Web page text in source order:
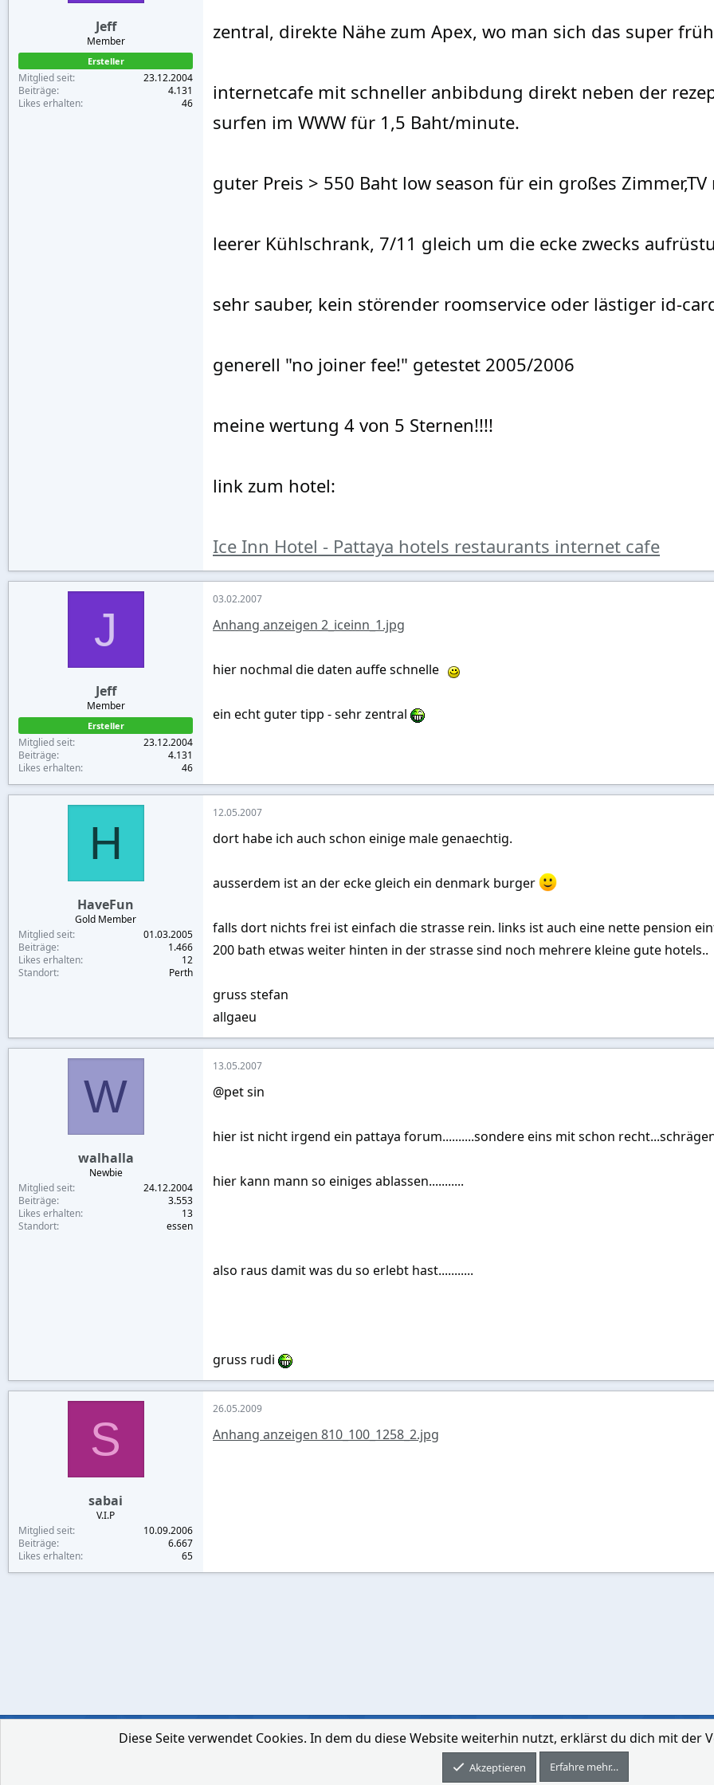
Jeff
Member
Ersteller
Mitglied seit
23.12.2004
Beiträge
4.131
Likes erhalten
46
zentral, direkte Nähe zum Apex, wo man sich das super
internetcafe mit schneller anbibdung direkt neben der
surfen im WWW für 1,5 Baht/minute.
guter Preis > 550 Baht low season für ein großes
leerer Kühlschrank, 7/11 gleich um die ecke zwecks
sehr sauber, kein störender roomservice oder lästiger id-
generell "no joiner fee!" getestet 2005/2006
meine wertung 4 von 5 Sternen!!!!
link zum hotel:
Ice Inn Hotel - Pattaya hotels restaurants internet cafe
J
Jeff
Member
Ersteller
Mitglied seit
23.12.2004
Beiträge
4.131
Likes erhalten
46
03.02.2007
Anhang anzeigen 2_iceinn_1.jpg
hier nochmal die daten auffe schnelle
ein echt guter tipp - sehr zentral
H
HaveFun
Gold Member
Mitglied seit
01.03.2005
Beiträge
1.466
Likes erhalten
12
Standort
Perth
12.05.2007
dort habe ich auch schon einige male genaechtig.
ausserdem ist an der ecke gleich ein denmark burger
falls dort nichts frei ist einfach die strasse rein. links ist auch eine nette pension
200 bath etwas weiter hinten in der strasse sind noch mehrere kleine gute hotels..
gruss stefan
allgaeu
W
walhalla
Newbie
Mitglied seit
24.12.2004
Beiträge
3.553
Likes erhalten
13
Standort
essen
13.05.2007
@pet sin
hier ist nicht irgend ein pattaya forum..........sondere eins mit schon
hier kann mann so einiges ablassen...........
also raus damit was du so erlebt hast...........
gruss rudi
S
sabai
V.I.P
Mitglied seit
10.09.2006
Beiträge
6.667
Likes erhalten
65
26.05.2009
Anhang anzeigen 810_100_1258_2.jpg
Deutsch [Du] Kontakt
Forum software by XenForo® © 2010-2026 XenForo Ltd.
Diese Seite verwendet Cookies. In dem du diese Website weiterhin nutzt, erklärst du dich mit der
Akzeptieren Erfahre mehr…